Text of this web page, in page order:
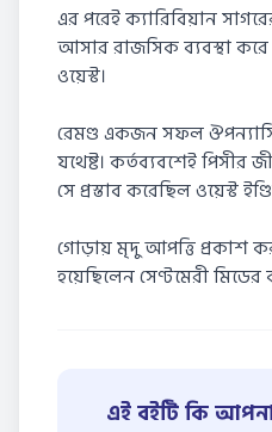
এর পরেই ক্যারিবিয়ান
আসার রাজসিক ব্যবস্থা করে
ওয়েস্ট।
রেমণ্ড একজন সফল
যথেষ্ট। কর্তব্যবশেই
সে প্রস্তাব করেছিল ওয়েস্ট
গোড়ায় মৃদু আপত্তি প্রকাশ
হয়েছিলেন সেণ্টমেরী
এই বইটি কি